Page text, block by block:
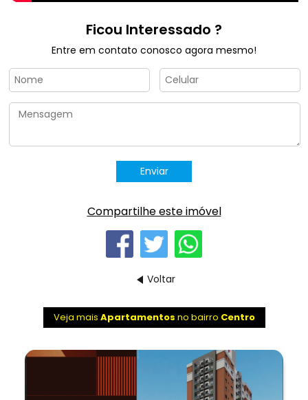
Ficou Interessado ?
Entre em contato conosco agora mesmo!
Compartilhe este imóvel
Voltar
Veja mais Apartamentos no bairro Centro